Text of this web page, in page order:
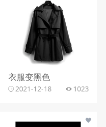
衣服变黑色
2021-12-18 1023